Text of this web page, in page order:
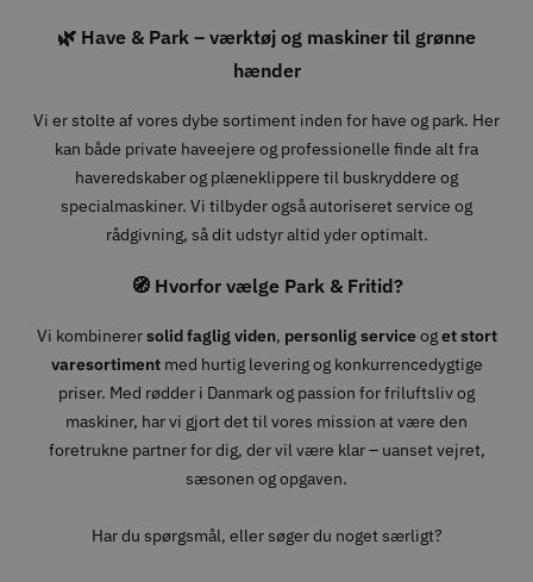
🌿 Have & Park – værktøj og maskiner til grønne
hænder
Vi er stolte af vores dybe sortiment inden for have og park. Her
kan både private haveejere og professionelle finde alt fra
haveredskaber og plæneklippere til buskryddere og
specialmaskiner. Vi tilbyder også autoriseret service og
rådgivning, så dit udstyr altid yder optimalt.
🧭 Hvorfor vælge Park & Fritid?
Vi kombinerersolid faglig viden, personlig serviceoget stort
varesortimentmed hurtig levering og konkurrencedygtige
priser. Med rødder i Danmark og passion for friluftsliv og
maskiner, har vi gjort det til vores mission at være den
foretrukne partner for dig, der vil være klar – uanset vejret,
sæsonen og opgaven.
Har du spørgsmål, eller søger du noget særligt?